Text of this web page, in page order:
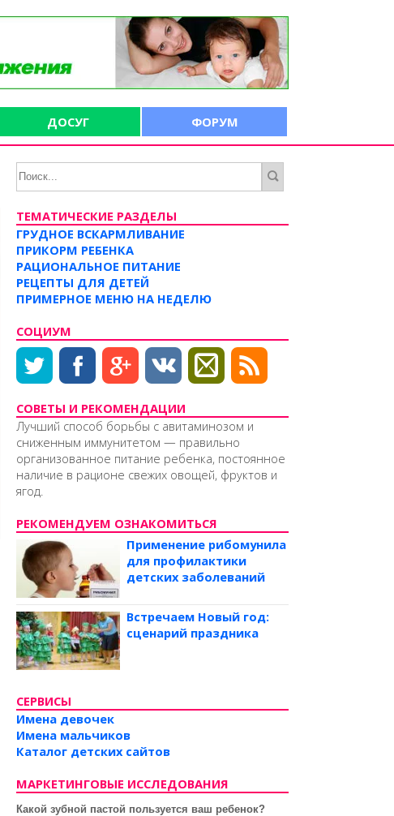
ДОСУГ ФОРУМ
ТЕМАТИЧЕСКИЕ РАЗДЕЛЫ
ГРУДНОЕ ВСКАРМЛИВАНИЕ
ПРИКОРМ РЕБЕНКА
РАЦИОНАЛЬНОЕ ПИТАНИЕ
РЕЦЕПТЫ ДЛЯ ДЕТЕЙ
ПРИМЕРНОЕ МЕНЮ НА НЕДЕЛЮ
СОЦИУМ
СОВЕТЫ И РЕКОМЕНДАЦИИ
Лучший способ борьбы с авитаминозом и
сниженным иммунитетом — правильно
организованное питание ребенка, постоянное
наличие в рационе свежих овощей, фруктов и
ягод.
РЕКОМЕНДУЕМ ОЗНАКОМИТЬСЯ
Применение рибомунила
для профилактики
детских заболеваний
Встречаем Новый год:
сценарий праздника
СЕРВИСЫ
Имена девочек
Имена мальчиков
Каталог детских сайтов
МАРКЕТИНГОВЫЕ ИССЛЕДОВАНИЯ
Какой зубной пастой пользуется ваш ребенок?